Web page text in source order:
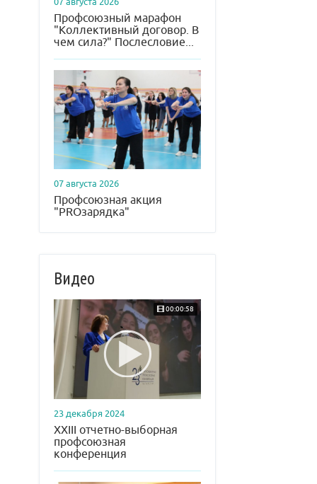
Профсоюзный марафон
"Коллективный договор. В
чем сила?" Послесловие...
07 августа 2026
Профсоюзная акция
"PROзарядка"
Видео
00:00:58
23 декабря 2024
XXIII отчетно-выборная
профсоюзная
конференция